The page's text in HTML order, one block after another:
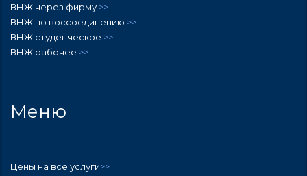
ВНЖ через фирму >>
ВНЖ по воссоединению >>
ВНЖ студенческое >>
ВНЖ рабочее >>
Меню
Цены на все услуги>>